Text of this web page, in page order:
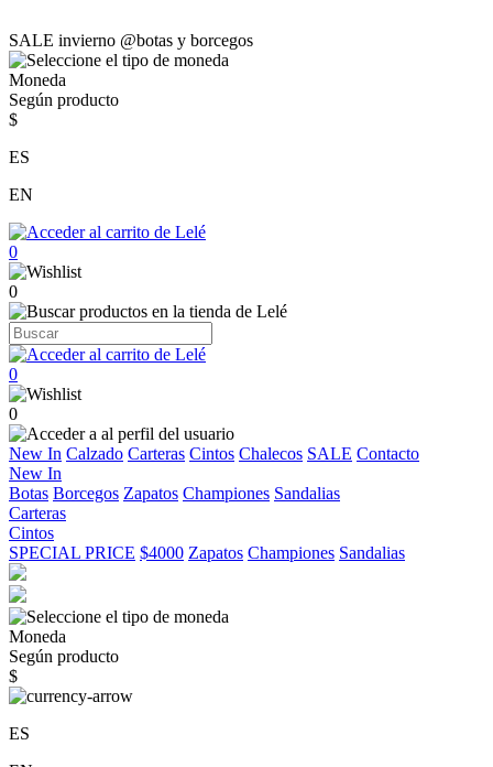
SALE invierno @botas y borcegos
Moneda
Según producto
$
ES
EN
0
0
0
0
New In Calzado Carteras Cintos Chalecos SALE Contacto
New In
Botas Borcegos Zapatos Championes Sandalias
Carteras
Cintos
SPECIAL PRICE $4000 Zapatos Championes Sandalias
Moneda
Según producto
$
ES